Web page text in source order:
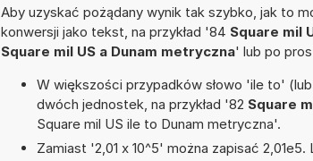
Aby uzyskać pożądany wynik tak szybko, jak to
konwersji jako tekst, na przykład '84 Square mil
Square mil US a Dunam metryczna' lub po
W większości przypadków słowo 'ile to'
dwóch jednostek, na przykład '82 Square
Square mil US ile to Dunam metryczna'.
Zamiast '2,01 x 10^5' można zapisać